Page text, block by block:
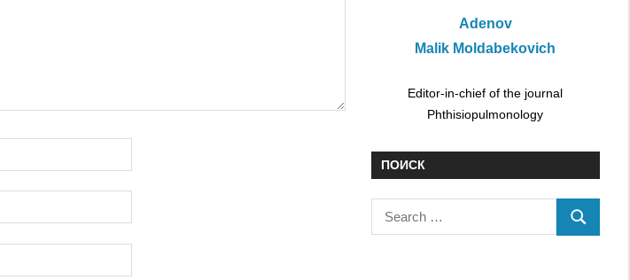
Adenov
Malik Moldabekovich
Editor-in-chief of the journal
Phthisiopulmonology
ПОИСК
e